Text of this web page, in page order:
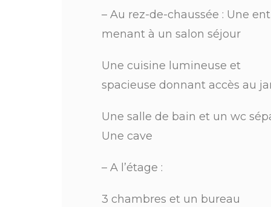
– Au rez-de-chaussée : Une
menant à un salon séjour
Une cuisine lumineuse et
spacieuse donnant accès au
Une salle de bain et un wc
Une cave
– A l’étage :
3 chambres et un bureau